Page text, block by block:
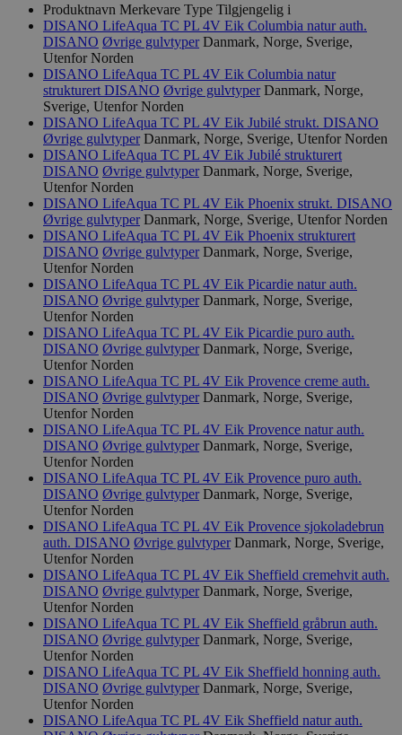
Produktnavn Merkevare Type Tilgjengelig i
DISANO LifeAqua TC PL 4V Eik Columbia natur auth.
DISANO Øvrige gulvtyper Danmark, Norge, Sverige,
Utenfor Norden
DISANO LifeAqua TC PL 4V Eik Columbia natur
strukturert DISANO Øvrige gulvtyper Danmark, Norge,
Sverige, Utenfor Norden
DISANO LifeAqua TC PL 4V Eik Jubilé strukt. DISANO
Øvrige gulvtyper Danmark, Norge, Sverige, Utenfor Norden
DISANO LifeAqua TC PL 4V Eik Jubilé strukturert
DISANO Øvrige gulvtyper Danmark, Norge, Sverige,
Utenfor Norden
DISANO LifeAqua TC PL 4V Eik Phoenix strukt. DISANO
Øvrige gulvtyper Danmark, Norge, Sverige, Utenfor Norden
DISANO LifeAqua TC PL 4V Eik Phoenix strukturert
DISANO Øvrige gulvtyper Danmark, Norge, Sverige,
Utenfor Norden
DISANO LifeAqua TC PL 4V Eik Picardie natur auth.
DISANO Øvrige gulvtyper Danmark, Norge, Sverige,
Utenfor Norden
DISANO LifeAqua TC PL 4V Eik Picardie puro auth.
DISANO Øvrige gulvtyper Danmark, Norge, Sverige,
Utenfor Norden
DISANO LifeAqua TC PL 4V Eik Provence creme auth.
DISANO Øvrige gulvtyper Danmark, Norge, Sverige,
Utenfor Norden
DISANO LifeAqua TC PL 4V Eik Provence natur auth.
DISANO Øvrige gulvtyper Danmark, Norge, Sverige,
Utenfor Norden
DISANO LifeAqua TC PL 4V Eik Provence puro auth.
DISANO Øvrige gulvtyper Danmark, Norge, Sverige,
Utenfor Norden
DISANO LifeAqua TC PL 4V Eik Provence sjokoladebrun
auth. DISANO Øvrige gulvtyper Danmark, Norge, Sverige,
Utenfor Norden
DISANO LifeAqua TC PL 4V Eik Sheffield cremehvit auth.
DISANO Øvrige gulvtyper Danmark, Norge, Sverige,
Utenfor Norden
DISANO LifeAqua TC PL 4V Eik Sheffield gråbrun auth.
DISANO Øvrige gulvtyper Danmark, Norge, Sverige,
Utenfor Norden
DISANO LifeAqua TC PL 4V Eik Sheffield honning auth.
DISANO Øvrige gulvtyper Danmark, Norge, Sverige,
Utenfor Norden
DISANO LifeAqua TC PL 4V Eik Sheffield natur auth.